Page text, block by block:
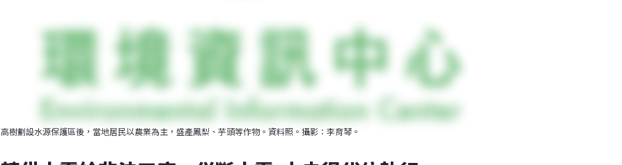
高樹劃設水源保護區後，當地居民以農業為主，盛產鳳梨、芋頭等作物。資料照。攝影：李育琴。